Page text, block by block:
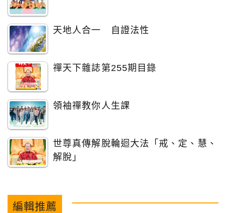
天地人合一 自證法性
禪天下雜誌第255期目錄
領袖禪教你人生課
世尊真傳解脫輪迴大法「戒、定、慧、
解脫」
編輯推薦